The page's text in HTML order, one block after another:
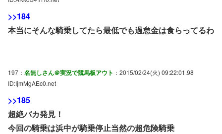
>>184
本当にそんな騎乗してたら最低でも過怠金は食らってるわ
197： 名無しさん＠実況で競馬板アウト ：2015/02/24(火) 09:22:01.98
ID:IjmMgAEc0.net
>>185
超絶バカ発見！
今回の騎乗は浜中が騎乗停止当然の超危険騎乗